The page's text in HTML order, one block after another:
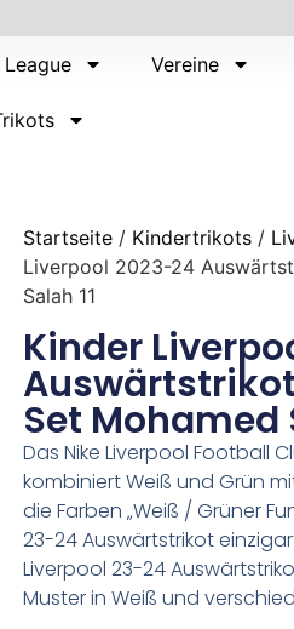
League Vereine
Startseite / Kindertrikots /
Liverpool 2023-24
Salah 11
Kinder
Set Mohamed
Das Nike Liverpool Football
kombiniert Weiß und Grün
die Farben „Weiß / Grüner
23-24 Auswärtstrikot
Liverpool 23-24
Muster in Weiß und